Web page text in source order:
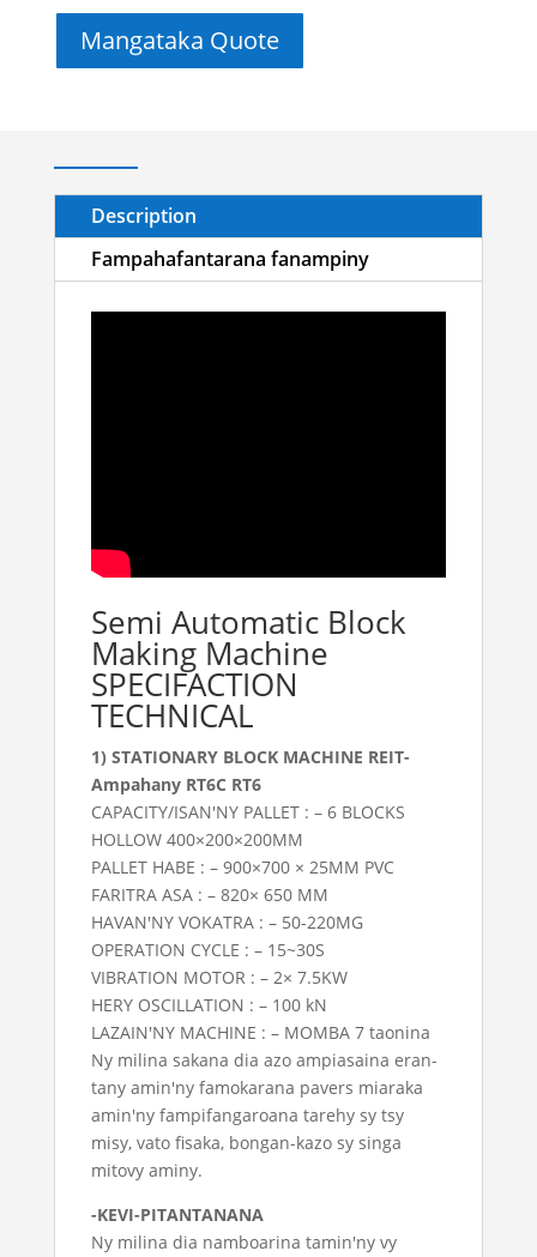
Mangataka Quote
Description
Fampahafantarana fanampiny
Semi Automatic Block
Making Machine
SPECIFACTION
TECHNICAL
1) STATIONARY BLOCK MACHINE REIT-
Ampahany RT6C RT6
CAPACITY/ISAN'NY PALLET : – 6 BLOCKS
HOLLOW 400×200×200MM
PALLET HABE : – 900×700 × 25MM PVC
FARITRA ASA : – 820× 650 MM
HAVAN'NY VOKATRA : – 50-220MG
OPERATION CYCLE : – 15~30S
VIBRATION MOTOR : – 2× 7.5KW
HERY OSCILLATION : – 100 kN
LAZAIN'NY MACHINE : – MOMBA 7 taonina
Ny milina sakana dia azo ampiasaina eran-
tany amin'ny famokarana pavers miaraka
amin'ny fampifangaroana tarehy sy tsy
misy, vato fisaka, bongan-kazo sy singa
mitovy aminy.
-KEVI-PITANTANANA
Ny milina dia namboarina tamin'ny vy